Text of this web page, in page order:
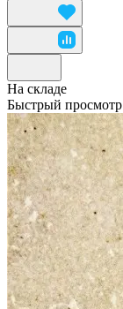
На складе
Быстрый просмотр